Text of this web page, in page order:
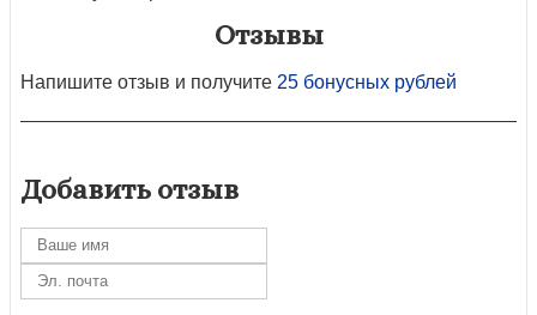
Отзывы
Напишите отзыв и получите 25 бонусных рублей
Добавить отзыв